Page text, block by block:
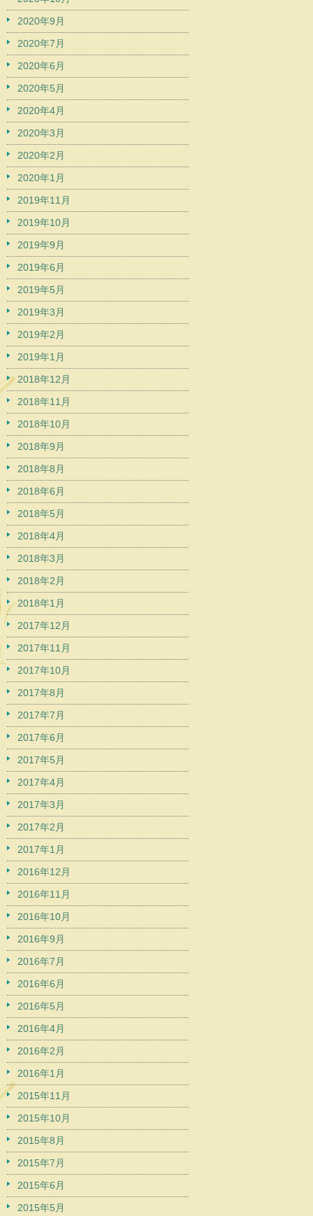
2020年9月
2020年7月
2020年6月
2020年5月
2020年4月
2020年3月
2020年2月
2020年1月
2019年11月
2019年10月
2019年9月
2019年6月
2019年5月
2019年3月
2019年2月
2019年1月
2018年12月
2018年11月
2018年10月
2018年9月
2018年8月
2018年6月
2018年5月
2018年4月
2018年3月
2018年2月
2018年1月
2017年12月
2017年11月
2017年10月
2017年8月
2017年7月
2017年6月
2017年5月
2017年4月
2017年3月
2017年2月
2017年1月
2016年12月
2016年11月
2016年10月
2016年9月
2016年7月
2016年6月
2016年5月
2016年4月
2016年2月
2016年1月
2015年11月
2015年10月
2015年8月
2015年7月
2015年6月
2015年5月